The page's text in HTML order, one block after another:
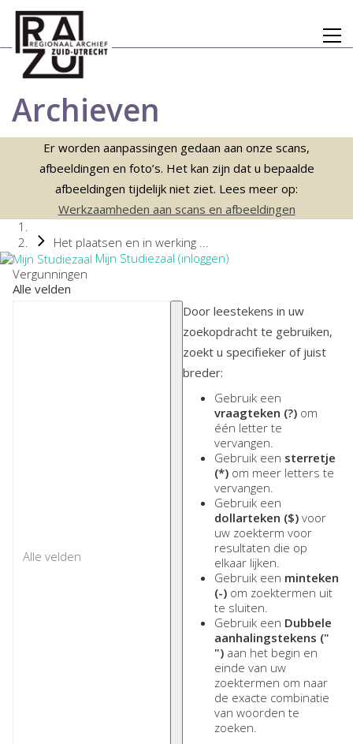
Archieven
Er worden aanpassingen gedaan aan onze scans,
afbeeldingen en foto’s. Het kan zijn dat u bepaalde
afbeeldingen tijdelijk niet ziet. Lees meer op:
Werkzaamheden aan scans en afbeeldingen
Het plaatsen en in werking ...
Mijn Studiezaal (inloggen)
Vergunningen
Alle velden
Door leestekens in uw
zoekopdracht te gebruiken,
zoekt u specifieker of juist
breder:
Gebruik een
vraagteken (?) om
één letter te
vervangen.
Gebruik een sterretje
(*) om meer letters te
vervangen.
Gebruik een
dollarteken ($) voor
uw zoekterm voor
resultaten die op
elkaar lijken.
Gebruik een minteken
(-) om zoektermen uit
te sluiten.
Gebruik een Dubbele
aanhalingstekens ("
") aan het begin en
einde van uw
zoektermen om naar
de exacte combinatie
van woorden te
zoeken.